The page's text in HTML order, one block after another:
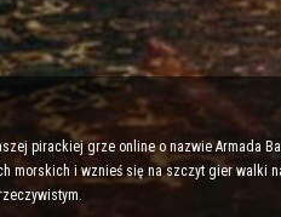
pirackiej grze online o nazwie Armada
morskich i wznieś się na szczyt gier walki